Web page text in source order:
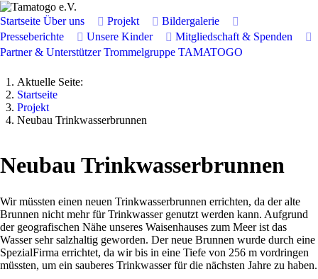
Startseite Über uns Projekt
Bildergalerie
Presseberichte
Unsere Kinder
Mitgliedschaft & Spenden
Partner & Unterstützer Trommelgruppe TAMATOGO
Aktuelle Seite:
Startseite
Projekt
Neubau Trinkwasserbrunnen
Neubau Trinkwasserbrunnen
Wir müssten einen neuen Trinkwasserbrunnen errichten, da der alte
Brunnen nicht mehr für Trinkwasser genutzt werden kann. Aufgrund
der geografischen Nähe unseres Waisenhauses zum Meer ist das
Wasser sehr salzhaltig geworden. Der neue Brunnen wurde durch eine
SpezialFirma errichtet, da wir bis in eine Tiefe von 256 m vordringen
müssten, um ein sauberes Trinkwasser für die nächsten Jahre zu haben.